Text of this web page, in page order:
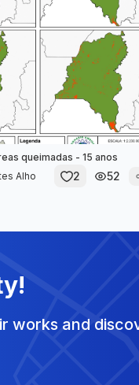
queimadas - 15 anos
Alho
2 52
works and